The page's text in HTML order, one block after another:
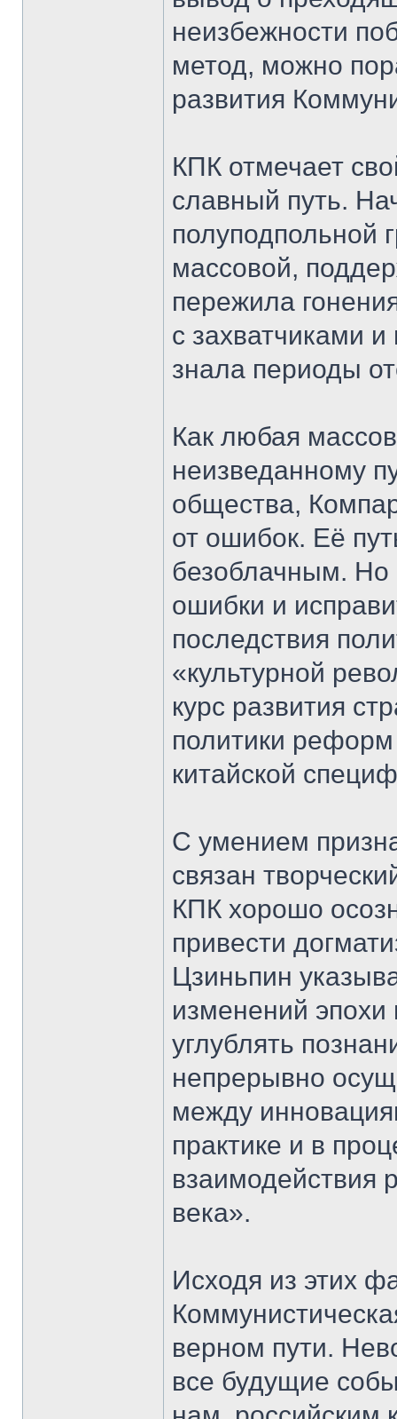
неизбежности
метод, можно
развития
КПК отмечает
славный путь.
полуподпольной
массовой,
пережила
с захватчиками
знала периоды
Как любая
неизведанному
общества,
от ошибок. Её
безоблачным. Но
ошибки и
последствия
«культурной
курс развития
политики
китайской
С умением
связан
КПК хорошо
привести
Цзиньпин
изменений
углублять
непрерывно
между
практике и в
взаимодействия
века».
Исходя из этих
верном пути.
все будущие